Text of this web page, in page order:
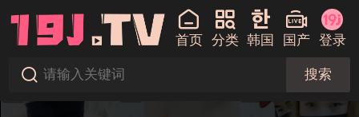
首页 分类 韩国 国产 登录
搜索